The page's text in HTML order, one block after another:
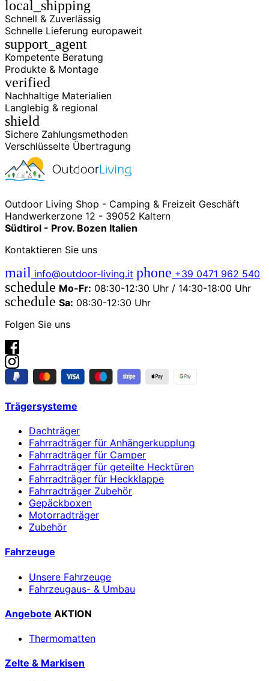
local_shipping
Schnell & Zuverlässig
Schnelle Lieferung europaweit
support_agent
Kompetente Beratung
Produkte & Montage
verified
Nachhaltige Materialien
Langlebig & regional
shield
Sichere Zahlungsmethoden
Verschlüsselte Übertragung
Outdoor Living Shop - Camping & Freizeit Geschäft
Handwerkerzone 12 - 39052 Kaltern
Südtirol - Prov. Bozen Italien
Kontaktieren Sie uns
mail info@outdoor-living.it phone +39 0471 962 540
schedule Mo-Fr: 08:30-12:30 Uhr / 14:30-18:00 Uhr
schedule Sa: 08:30-12:30 Uhr
Folgen Sie uns
Trägersysteme
Dachträger
Fahrradträger für Anhängerkupplung
Fahrradträger für Camper
Fahrradträger für geteilte Hecktüren
Fahrradträger für Heckklappe
Fahrradträger Zubehör
Gepäckboxen
Motorradträger
Zubehör
Fahrzeuge
Unsere Fahrzeuge
Fahrzeugaus- & Umbau
Angebote AKTION
Thermomatten
Zelte & Markisen